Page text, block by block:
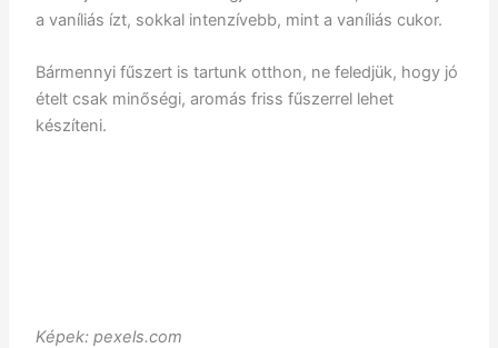
a vaníliás ízt, sokkal intenzívebb, mint a vaníliás cukor.
Bármennyi fűszert is tartunk otthon, ne feledjük, hogy jó
ételt csak minőségi, aromás friss fűszerrel lehet
készíteni.
Képek: pexels.com